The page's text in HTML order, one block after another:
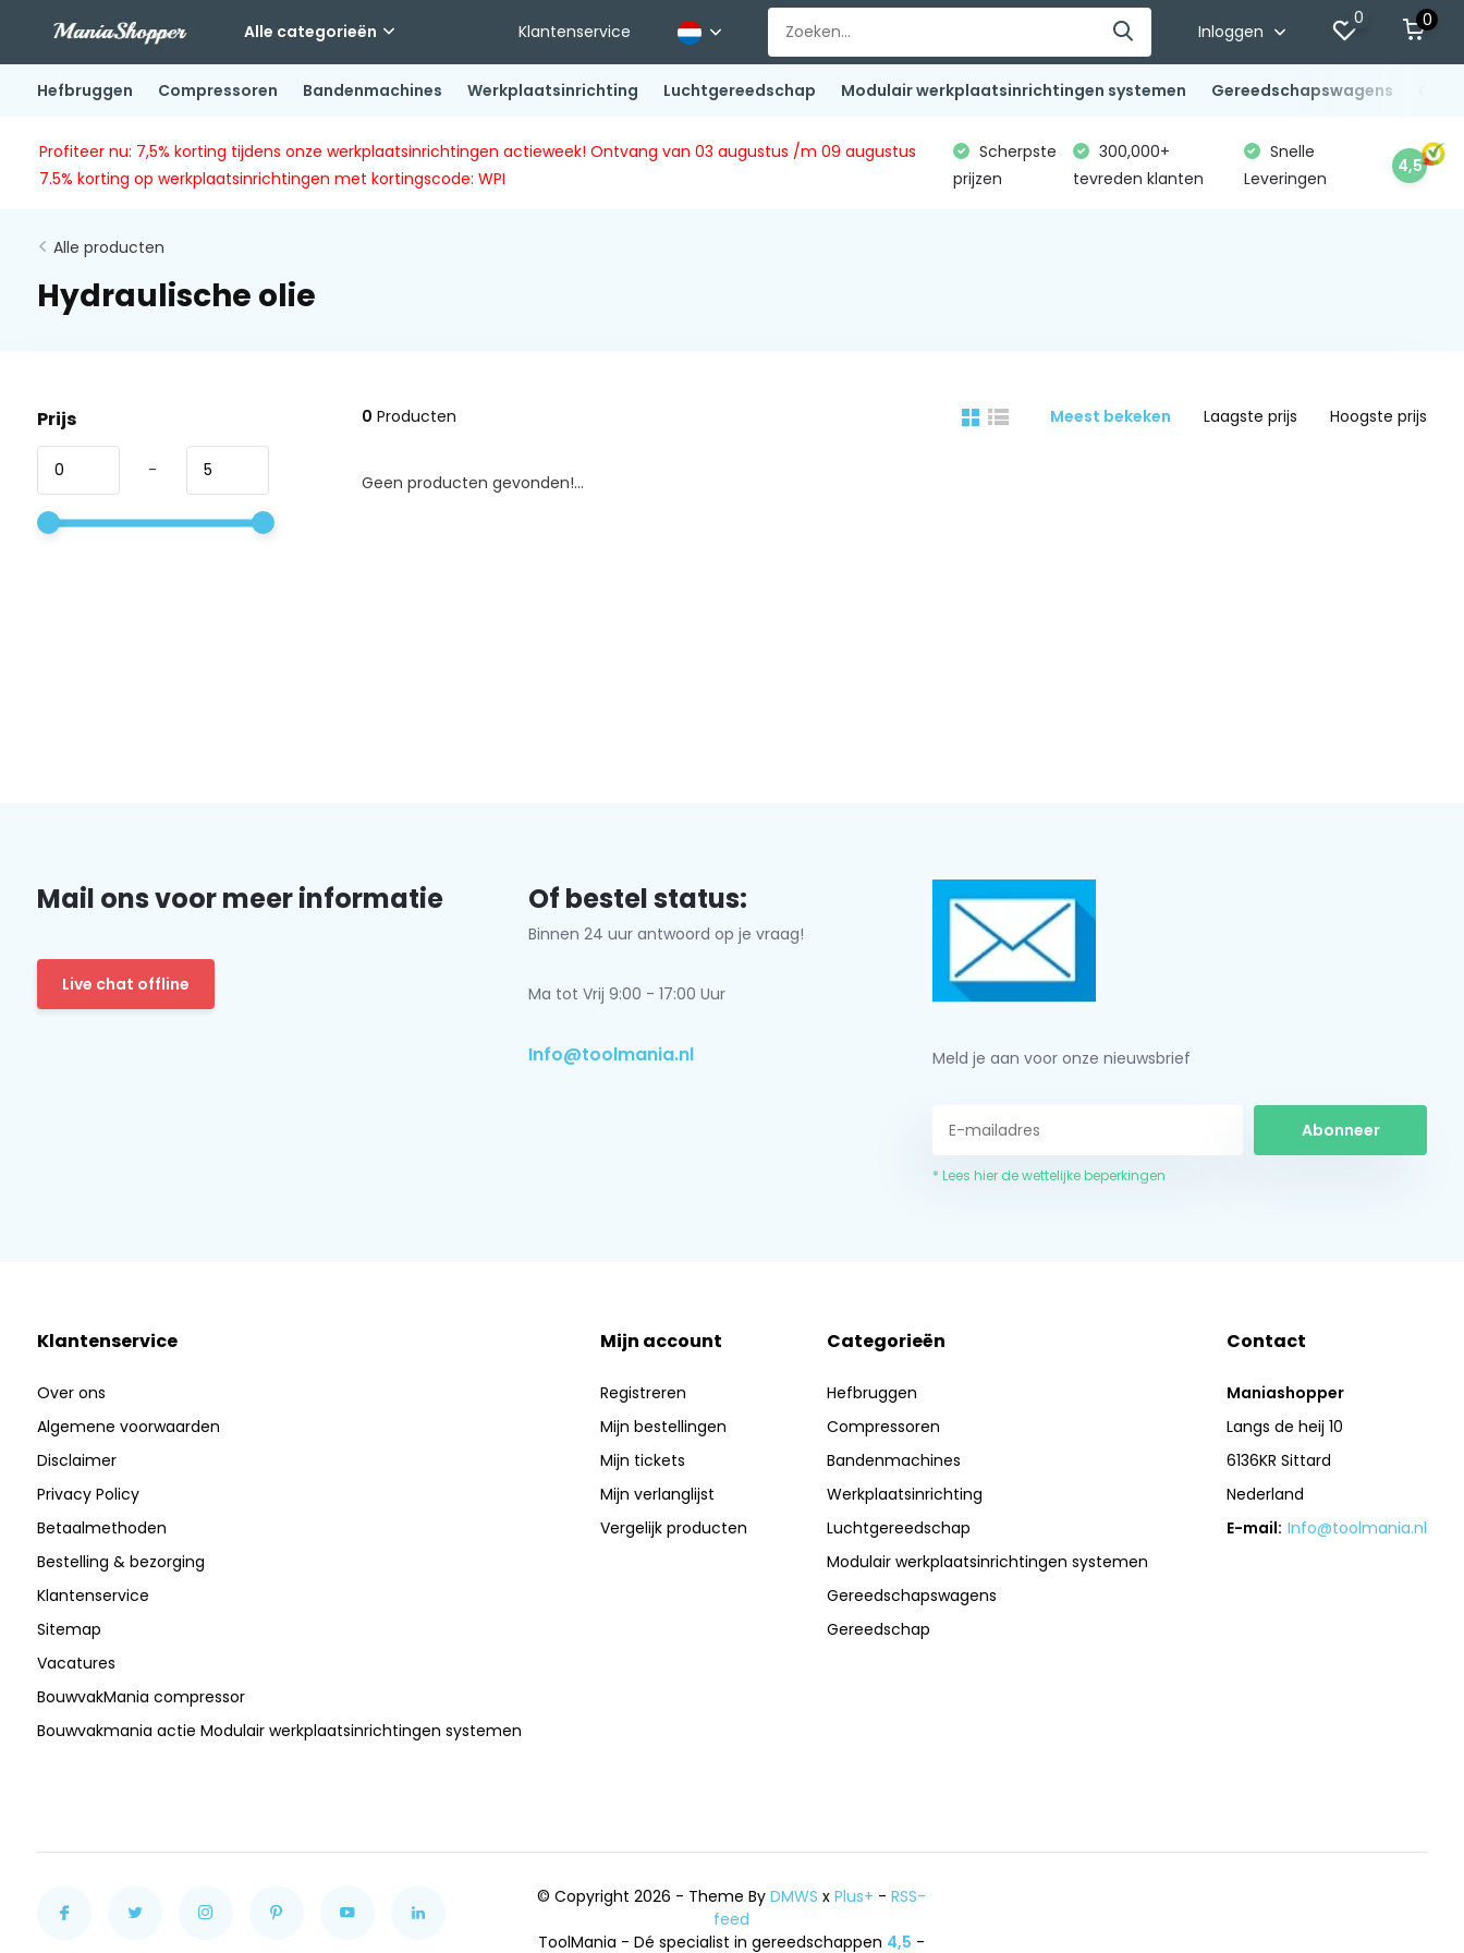
Alle categorieën Klantenservice Inloggen
0 0
Hefbruggen Compressoren Bandenmachines Werkplaatsinrichting Luchtgereedschap Modulair werkplaatsinrichtingen systemen Gereedschapswagens
Profiteer nu: 7,5% korting tijdens onze werkplaatsinrichtingen actieweek! Ontvang van 03 augustus /m 09 augustus
7.5% korting op werkplaatsinrichtingen met kortingscode: WPI
Scherpste
prijzen
300,000+
tevreden klanten
Snelle
Leveringen
4,5
Alle producten
Hydraulische olie
Prijs
-
0 Producten Meest bekeken Laagste prijs Hoogste prijs
Geen producten gevonden!...
Mail ons voor meer informatie
Live chat offline
Of bestel status:
Binnen 24 uur antwoord op je vraag!
Ma tot Vrij 9:00 - 17:00 Uur
Info@toolmania.nl Meld je aan voor onze nieuwsbrief
Abonneer
* Lees hier de wettelijke beperkingen
Klantenservice
Over ons
Algemene voorwaarden
Disclaimer
Privacy Policy
Betaalmethoden
Bestelling & bezorging
Klantenservice
Sitemap
Vacatures
BouwvakMania compressor
Bouwvakmania actie Modulair werkplaatsinrichtingen systemen
Mijn account
Registreren
Mijn bestellingen
Mijn tickets
Mijn verlanglijst
Vergelijk producten
Categorieën
Hefbruggen
Compressoren
Bandenmachines
Werkplaatsinrichting
Luchtgereedschap
Modulair werkplaatsinrichtingen systemen
Gereedschapswagens
Gereedschap
Contact
Maniashopper
Langs de heij 10
6136KR Sittard
Nederland
E-mail: Info@toolmania.nl
© Copyright 2026 - Theme ByDMWS xPlus+ -RSS-
feed
ToolMania - Dé specialist in gereedschappen 4,5 -